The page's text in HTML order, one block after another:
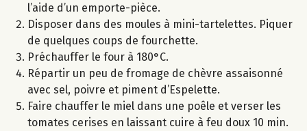
l’aide d’un emporte-pièce.
Disposer dans des moules à mini-tartelettes. Piquer
de quelques coups de fourchette.
Préchauffer le four à 180°C.
Répartir un peu de fromage de chèvre assaisonné
avec sel, poivre et piment d’Espelette.
Faire chauffer le miel dans une poêle et verser les
tomates cerises en laissant cuire à feu doux 10 min.